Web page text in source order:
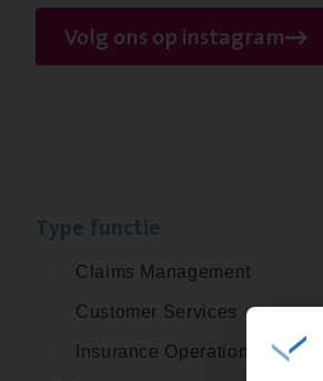
Volg ons op instagram
Claims Management
Customer Services
Insurance Operations